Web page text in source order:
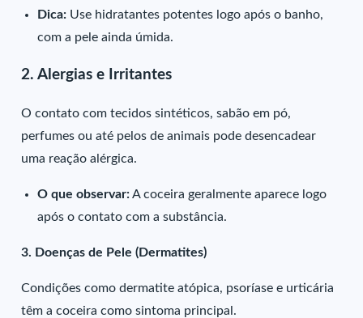
Dica: Use hidratantes potentes logo após o banho,
com a pele ainda úmida.
2. Alergias e Irritantes
O contato com tecidos sintéticos, sabão em pó,
perfumes ou até pelos de animais pode desencadear
uma reação alérgica.
O que observar:A coceira geralmente aparece logo
após o contato com a substância.
3. Doenças de Pele (Dermatites)
Condições como dermatite atópica, psoríase e urticária
têm a coceira como sintoma principal.